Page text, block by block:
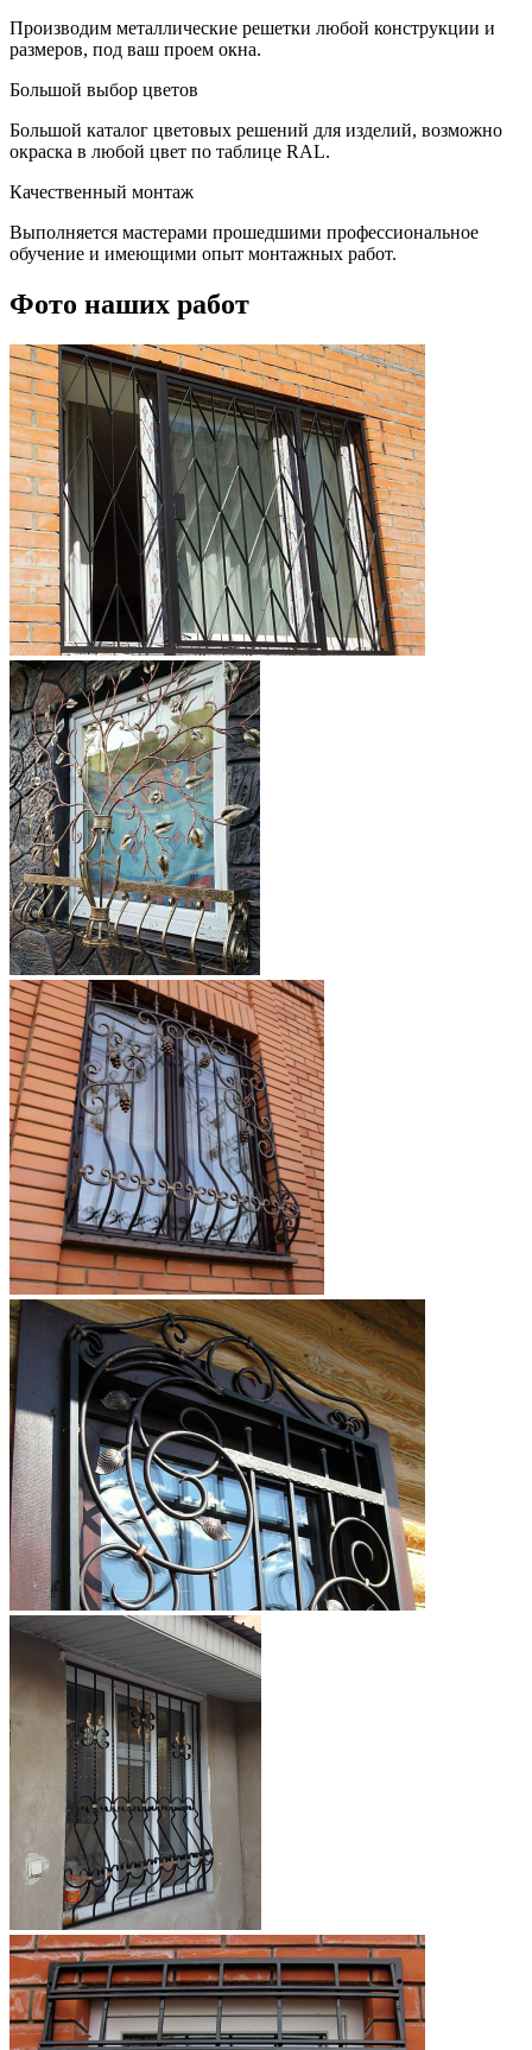
Производим металлические решетки любой конструкции и
размеров, под ваш проем окна.
Большой выбор цветов
Большой каталог цветовых решений для изделий, возможно
окраска в любой цвет по таблице RAL.
Качественный монтаж
Выполняется мастерами прошедшими профессиональное
обучение и имеющими опыт монтажных работ.
Фото наших работ